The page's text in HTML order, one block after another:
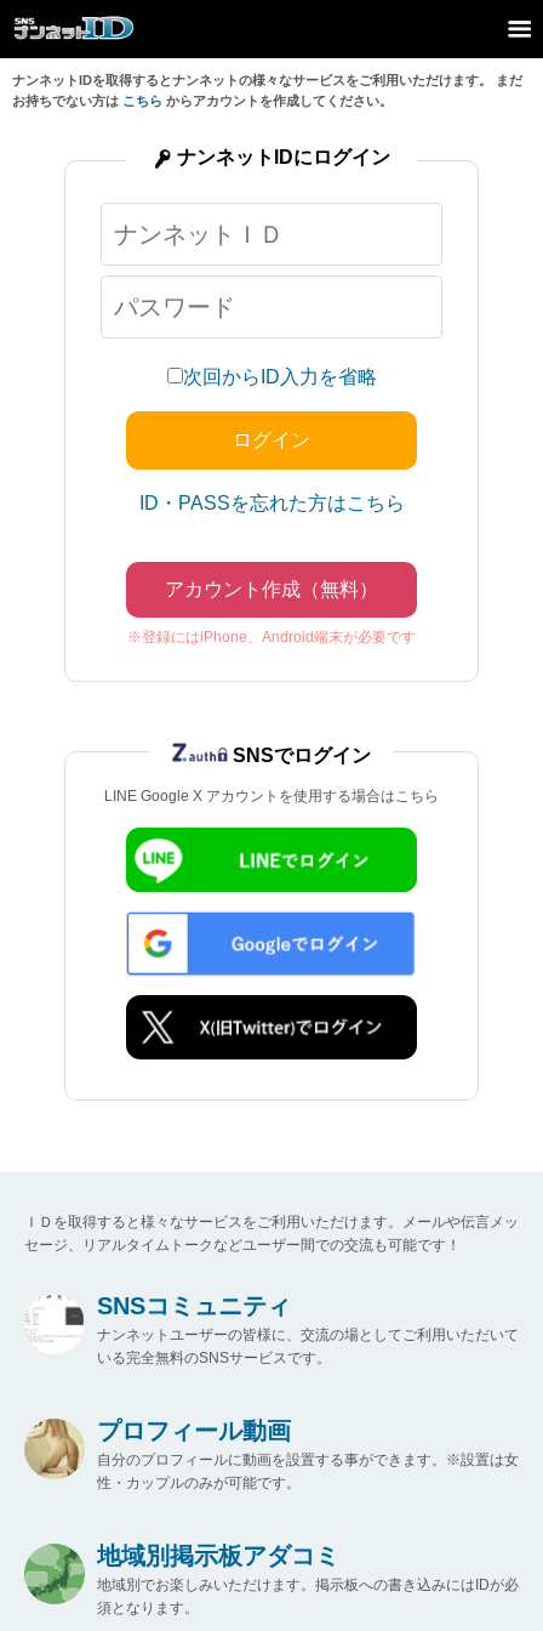
ナンネットIDを取得するとナンネットの様々なサービスをご利用いただけます。 まだ
お持ちでない方は こちら からアカウントを作成してください。
次回からID入力を省略
ID・PASSを忘れた方はこちら
アカウント作成（無料）
※登録にはiPhone、Android端末が必要です
ナンネットIDにログイン
LINE Google X アカウントを使用する場合はこちら
SNSでログイン
ＩＤを取得すると様々なサービスをご利用いただけます。メールや伝言メッ
セージ、リアルタイムトークなどユーザー間での交流も可能です！
SNSコミュニティ
ナンネットユーザーの皆様に、交流の場としてご利用いただいて
いる完全無料のSNSサービスです。
プロフィール動画
自分のプロフィールに動画を設置する事ができます。※設置は女
性・カップルのみが可能です。
地域別掲示板アダコミ
地域別でお楽しみいただけます。掲示板への書き込みにはIDが必
須となります。